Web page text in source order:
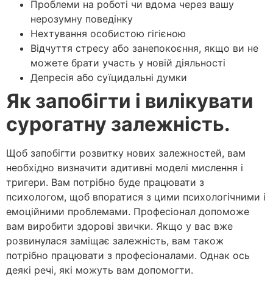
Проблеми на роботі чи вдома через вашу
нерозумну поведінку
Нехтування особистою гігієною
Відчуття стресу або занепокоєння, якщо ви не
можете брати участь у новій діяльності
Депресія або суїцидальні думки
Як запобігти і вилікувати
сурогатну залежність.
Щоб запобігти розвитку нових залежностей, вам
необхідно визначити адитивні моделі мислення і
тригери. Вам потрібно буде працювати з
психологом, щоб впоратися з цими психологічними і
емоційними проблемами. Професіонал допоможе
вам виробити здорові звички. Якщо у вас вже
розвинулася заміщає залежність, вам також
потрібно працювати з професіоналами. Однак ось
деякі речі, які можуть вам допомогти.